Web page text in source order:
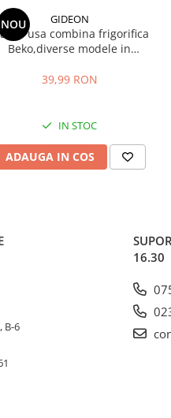
NOU GIDEON
usa combina frigorifica
Beko,diverse modele in
22.5 cm
39,99 RON
IN STOC
ADAUGA IN COS
B-6
16.30